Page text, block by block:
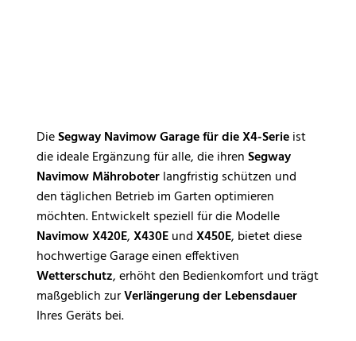
DieSegway Navimow Garage für die X4-Serieist
die ideale Ergänzung für alle, die ihrenSegway
Navimow Mähroboterlangfristig schützen und
den täglichen Betrieb im Garten optimieren
möchten. Entwickelt speziell für die Modelle
Navimow X420E,X430EundX450E, bietet diese
hochwertige Garage einen effektiven
Wetterschutz, erhöht den Bedienkomfort und trägt
maßgeblich zurVerlängerung der Lebensdauer
Ihres Geräts bei.